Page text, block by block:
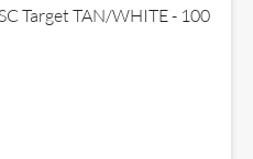
Target TAN/WHITE - 100